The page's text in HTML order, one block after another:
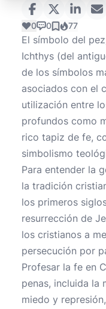
0 0 77
El símbolo del
Ichthys (del
de los símbolos
asociados con el
utilización entre
profundos como
rico tapiz de fe,
simbolismo
Para entender la
la tradición
los primeros
resurrección de
los cristianos a
persecución por
Profesar la fe en
penas, incluida la
miedo y